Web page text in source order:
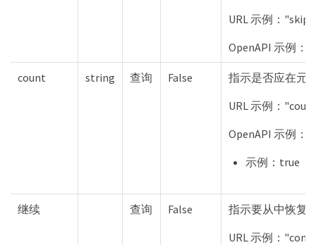
URL 示例：
OpenAPI 示例：
count string 查询 False
指示是否应在元
URL 示例：
OpenAPI 示例：
示例：true
继续 查询 False
指示要从中恢复
URL 示例：